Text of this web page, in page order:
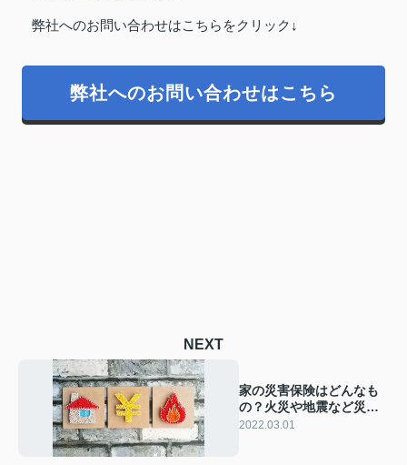
弊社へのお問い合わせはこちらをクリック↓
弊社へのお問い合わせはこちら
NEXT
家の災害保険はどんなも
の？火災や地震など災害
時の必要性を解説！
2022.03.01